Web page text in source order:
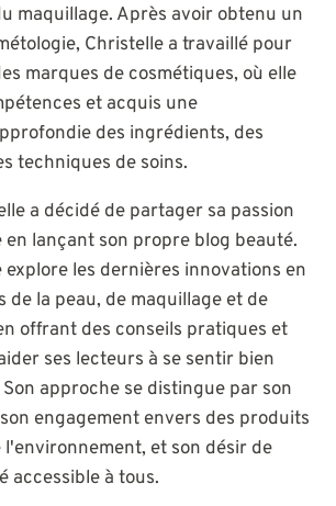
maquillage. Après avoir obtenu un
Christelle a travaillé pour
marques de cosmétiques, où elle
et acquis une
des ingrédients, des
techniques de soins.
a décidé de partager sa passion
en lançant son propre blog beauté.
explore les dernières innovations en
de la peau, de maquillage et de
offrant des conseils pratiques et
ses lecteurs à se sentir bien
approche se distingue par son
engagement envers des produits
et son désir de
accessible à tous.